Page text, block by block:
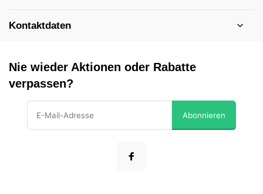
Kontaktdaten
Nie wieder Aktionen oder Rabatte
verpassen?
Abonnieren